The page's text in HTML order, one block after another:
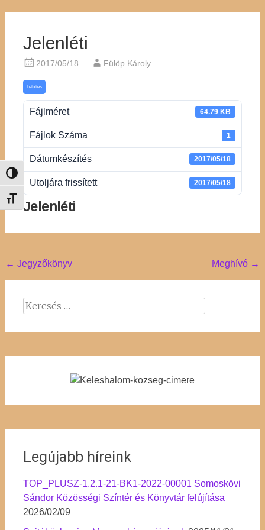
Nagy kontraszt váltása
Betűméret váltása
Jelenléti
2017/05/18 Fülöp Károly
Letöltés
Fájlméret 64.79 KB
Fájlok Száma 1
Dátumkészítés 2017/05/18
Utoljára frissített 2017/05/18
Jelenléti
Post
navigation
← Jegyzőkönyv Meghívó →
Keresés:
Legújabb híreink
TOP_PLUSZ-1.2.1-21-BK1-2022-00001 Somoskövi
Sándor Közösségi Színtér és Könyvtár felújítása
2026/02/09